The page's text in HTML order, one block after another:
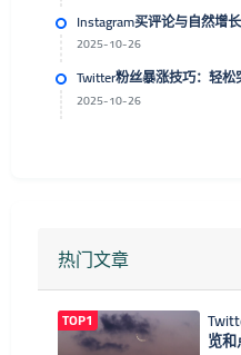
Instagram买评论与自然增
2025-10-26
Twitter粉丝暴涨技巧：轻
2025-10-26
热门文章
TOP1
览和